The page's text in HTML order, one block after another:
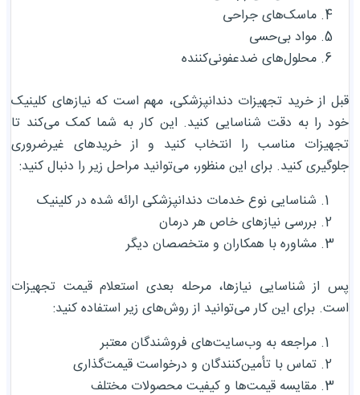
ماسک‌های جراحی
مواد بی‌حسی
محلول‌های ضدعفونی‌کننده
قبل از خرید تجهیزات دندانپزشکی، مهم است که نیازهای کلینیک
خود را به دقت شناسایی کنید. این کار به شما کمک می‌کند تا
تجهیزات مناسب را انتخاب کنید و از خریدهای غیرضروری
جلوگیری کنید. برای این منظور، می‌توانید مراحل زیر را دنبال کنید:
شناسایی نوع خدمات دندانپزشکی ارائه شده در کلینیک
بررسی نیازهای خاص هر درمان
مشاوره با همکاران و متخصصان دیگر
پس از شناسایی نیازها، مرحله بعدی استعلام قیمت تجهیزات
است. برای این کار می‌توانید از روش‌های زیر استفاده کنید:
مراجعه به وب‌سایت‌های فروشندگان معتبر
تماس با تأمین‌کنندگان و درخواست قیمت‌گذاری
مقایسه قیمت‌ها و کیفیت محصولات مختلف